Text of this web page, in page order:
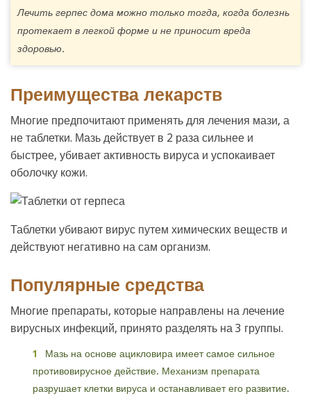
Лечить герпес дома можно только тогда, когда болезнь
протекает в легкой форме и не приносит вреда
здоровью.
Преимущества лекарств
Многие предпочитают применять для лечения мази, а
не таблетки. Мазь действует в 2 раза сильнее и
быстрее, убивает активность вируса и успокаивает
оболочку кожи.
Таблетки убивают вирус путем химических веществ и
действуют негативно на сам организм.
Популярные средства
Многие препараты, которые направлены на лечение
вирусных инфекций, принято разделять на 3 группы.
Мазь на основе ацикловира имеет самое сильное
противовирусное действие. Механизм препарата
разрушает клетки вируса и останавливает его развитие.